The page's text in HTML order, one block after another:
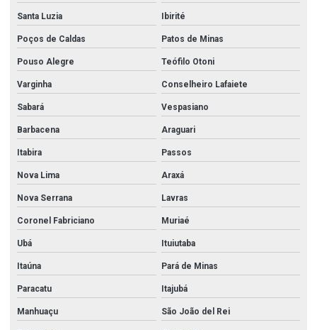
Esguicho regulável para mangueira de incêndio
Fábrica de acessórios para corrimão de inox
Filtro y
Filtro y 2
Filtro y aço carbono
Filtro y flangeado
Flanges e conexões
Flanges e conexões aço carbono
Fornecedor de chapas de aço
Industria de tubos de aço inox
Kit polimento inox
Santa Luzia Ibirité
Poços de Caldas Patos de Minas
Pouso Alegre Teófilo Otoni
Varginha Conselheiro Lafaiete
Sabará Vespasiano
Barbacena Araguari
Itabira Passos
Nova Lima Araxá
Nova Serrana Lavras
Coronel Fabriciano Muriaé
Ubá Ituiutaba
Itaúna Pará de Minas
Paracatu Itajubá
Manhuaçu São João del Rei